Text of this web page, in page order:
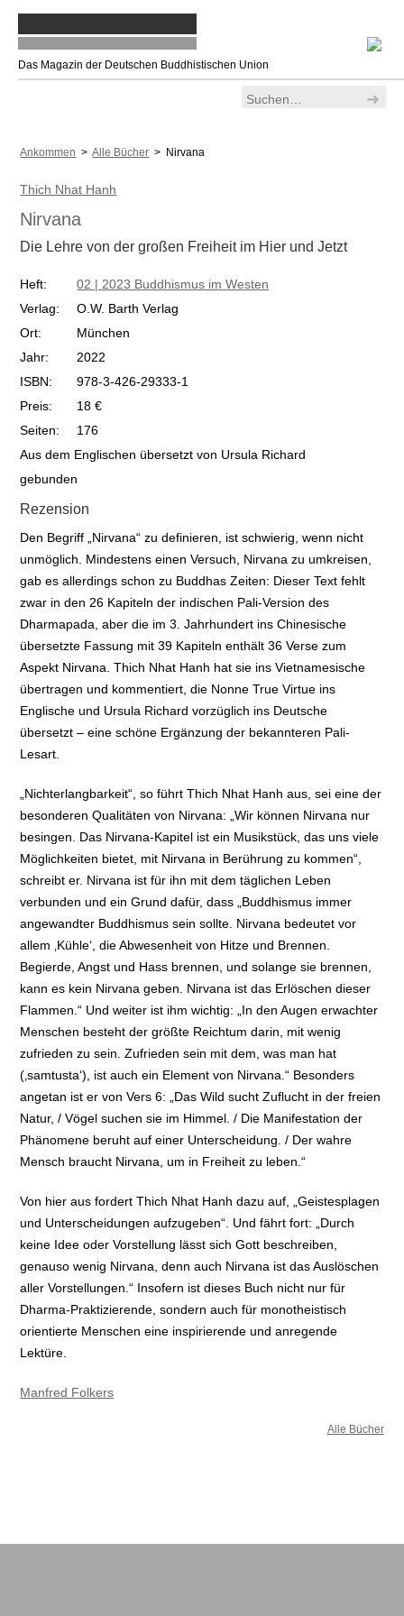
Das Magazin der Deutschen Buddhistischen Union
Ankommen >Alle Bücher > Nirvana
Thich Nhat Hanh
Nirvana
Die Lehre von der großen Freiheit im Hier und Jetzt
Heft:
02 | 2023 Buddhismus im Westen
Verlag:
O.W. Barth Verlag
Ort:
München
Jahr:
2022
ISBN:
978-3-426-29333-1
Preis:
18 €
Seiten:
176
Aus dem Englischen übersetzt von Ursula Richard
gebunden
Rezension
Den Begriff „Nirvana“ zu definieren, ist schwierig, wenn nicht
unmöglich. Mindestens einen Versuch, Nirvana zu umkreisen,
gab es allerdings schon zu Buddhas Zeiten: Dieser Text fehlt
zwar in den 26 Kapiteln der indischen Pali-Version des
Dharmapada, aber die im 3. Jahrhundert ins Chinesische
übersetzte Fassung mit 39 Kapiteln enthält 36 Verse zum
Aspekt Nirvana. Thich Nhat Hanh hat sie ins Vietnamesische
übertragen und kommentiert, die Nonne True Virtue ins
Englische und Ursula Richard vorzüglich ins Deutsche
übersetzt – eine schöne Ergänzung der bekannteren Pali-
Lesart.
„Nichterlangbarkeit“, so führt Thich Nhat Hanh aus, sei eine der
besonderen Qualitäten von Nirvana: „Wir können Nirvana nur
besingen. Das Nirvana-Kapitel ist ein Musikstück, das uns viele
Möglichkeiten bietet, mit Nirvana in Berührung zu kommen“,
schreibt er. Nirvana ist für ihn mit dem täglichen Leben
verbunden und ein Grund dafür, dass „Buddhismus immer
angewandter Buddhismus sein sollte. Nirvana bedeutet vor
allem ‚Kühle‘, die Abwesenheit von Hitze und Brennen.
Begierde, Angst und Hass brennen, und solange sie brennen,
kann es kein Nirvana geben. Nirvana ist das Erlöschen dieser
Flammen.“ Und weiter ist ihm wichtig: „In den Augen erwachter
Menschen besteht der größte Reichtum darin, mit wenig
zufrieden zu sein. Zufrieden sein mit dem, was man hat
(‚samtusta‘), ist auch ein Element von Nirvana.“ Besonders
angetan ist er von Vers 6: „Das Wild sucht Zuflucht in der freien
Natur, / Vögel suchen sie im Himmel. / Die Manifestation der
Phänomene beruht auf einer Unterscheidung. / Der wahre
Mensch braucht Nirvana, um in Freiheit zu leben.“
Von hier aus fordert Thich Nhat Hanh dazu auf, „Geistesplagen
und Unterscheidungen aufzugeben“. Und fährt fort: „Durch
keine Idee oder Vorstellung lässt sich Gott beschreiben,
genauso wenig Nirvana, denn auch Nirvana ist das Auslöschen
aller Vorstellungen.“ Insofern ist dieses Buch nicht nur für
Dharma-Praktizierende, sondern auch für monotheistisch
orientierte Menschen eine inspirierende und anregende
Lektüre.
Manfred Folkers
Alle Bücher